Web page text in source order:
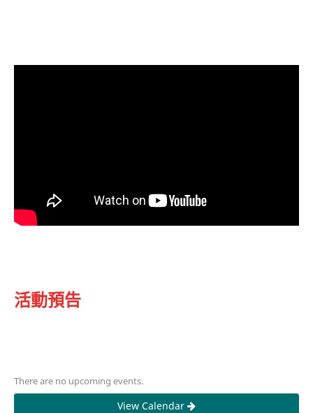
活動預告
There are no upcoming events.
View Calendar